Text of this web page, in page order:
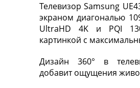
Телевизор Samsung
экраном диагональю
UltraHD 4K и PQI
картинкой с
Дизайн 360° в
добавит ощущения